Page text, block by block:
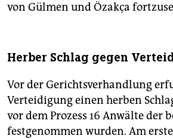
von Gülmen und Özakça
Herber Schlag gegen
Vor der Gerichtsverhandlung
Verteidigung einen herben
vor dem Prozess 16 Anwälte der
festgenommen wurden. Am